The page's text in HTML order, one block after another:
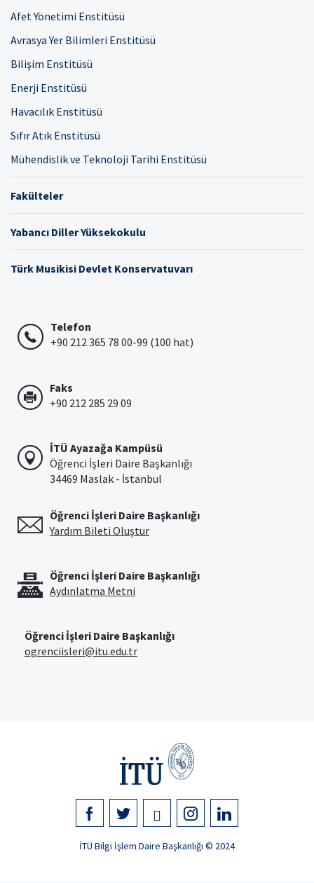
Afet Yönetimi Enstitüsü
Avrasya Yer Bilimleri Enstitüsü
Bilişim Enstitüsü
Enerji Enstitüsü
Havacılık Enstitüsü
Sıfır Atık Enstitüsü
Mühendislik ve Teknoloji Tarihi Enstitüsü
Fakülteler
Yabancı Diller Yüksekokulu
Türk Musikisi Devlet Konservatuvarı
Telefon
+90 212 365 78 00-99 (100 hat)
Faks
+90 212 285 29 09
İTÜ Ayazağa Kampüsü
Öğrenci İşleri Daire Başkanlığı
34469 Maslak - İstanbul
Öğrenci İşleri Daire Başkanlığı
Yardım Bileti Oluştur
Öğrenci İşleri Daire Başkanlığı
Aydınlatma Metni
Öğrenci İşleri Daire Başkanlığı
ogrenciisleri@itu.edu.tr
İTÜ Bilgi İşlem Daire Başkanlığı © 2024